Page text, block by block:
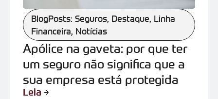
BlogPosts: Seguros, Destaque, Linha
Financeira, Notícias
Apólice na gaveta: por que ter
um seguro não significa que a
sua empresa está protegida
Leia